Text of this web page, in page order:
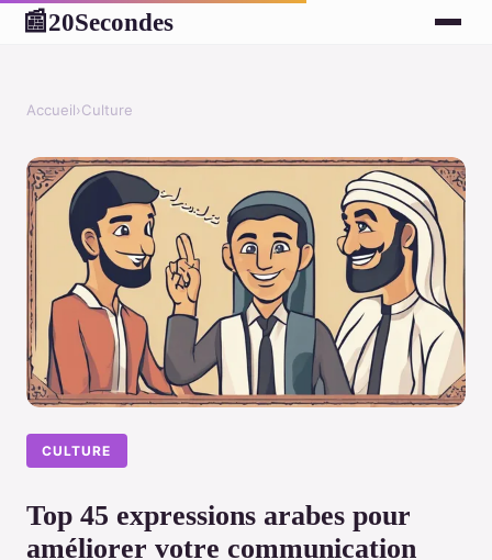
📰20Secondes
Accueil›Culture
CULTURE
Top 45 expressions arabes pour
améliorer votre communication